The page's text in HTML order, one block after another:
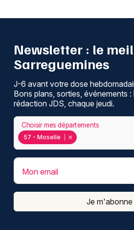
Newsletter : le
Sarreguemines
J-6 avant votre dose
Bons plans, sorties, événements
rédaction JDS, chaque jeudi.
57 - Moselle
Choisir mes départements
Mon email
Je m'abonne